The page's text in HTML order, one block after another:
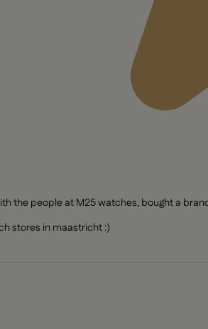
the people at M25 watches, bought a
stores in maastricht :)